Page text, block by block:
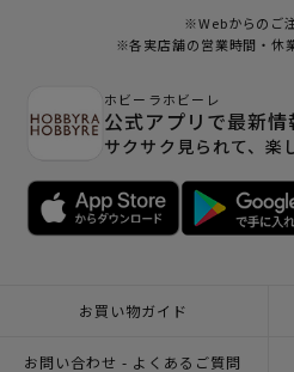
※Webからのご
※各実店舗の営業時間・休
ホビーラホビーレ
公式アプリで最新情
サクサク見られて、楽
お買い物ガイド
お問い合わせ - よくあるご質問